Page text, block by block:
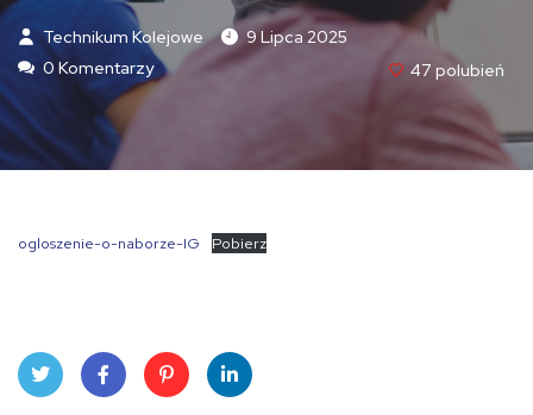
Technikum Kolejowe
9 Lipca 2025
0 Komentarzy
47 Polubień
ogloszenie-o-naborze-IG Pobierz